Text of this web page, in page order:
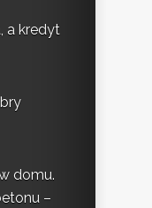
a kredyt
domu.
–